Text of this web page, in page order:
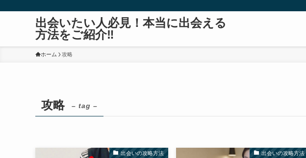
出会いたい人必見！本当に出会える
方法をご紹介‼
ホーム 攻略
攻略 – tag –
出会いの攻略方法 出会いの攻略方法